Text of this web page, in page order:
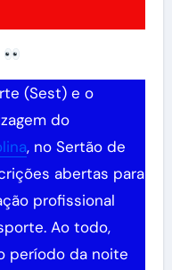
(Sest) e o
do
, no Sertão de
abertas para
profissional
Ao todo,
período da noite